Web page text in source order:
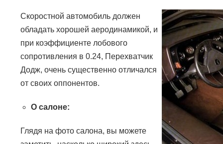
Скоростной автомобиль должен
обладать хорошей аеродинамикой, и
при коэффициенте лобового
сопротивления в 0.24, Перехватчик
Додж, очень существенно отличался
от своих оппонентов.
О салоне:
Глядя на фото салона, вы можете